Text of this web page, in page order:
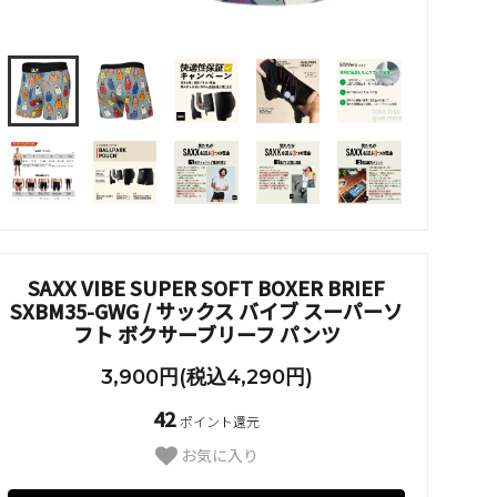
SAXX VIBE SUPER SOFT BOXER BRIEF
SXBM35-GWG / サックス バイブ スーパーソ
フト ボクサーブリーフ パンツ
3,900円(税込4,290円)
42ポイント還元
お気に入り